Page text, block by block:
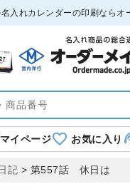
入れカレンダーの印刷ならオ
マイページ お気に入り
記 > 第557話 休日